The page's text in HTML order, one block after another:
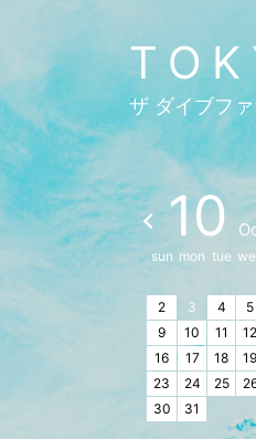
ザ ダイブフ
10
sun mon tue
2
3 4 5
9
10 11 12
16
17 18 19
23
24 25
30
31